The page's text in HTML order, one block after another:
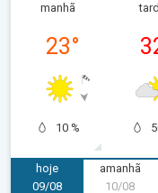
manhã
23°
10 %
hoje
09/08
amanhã
10/08